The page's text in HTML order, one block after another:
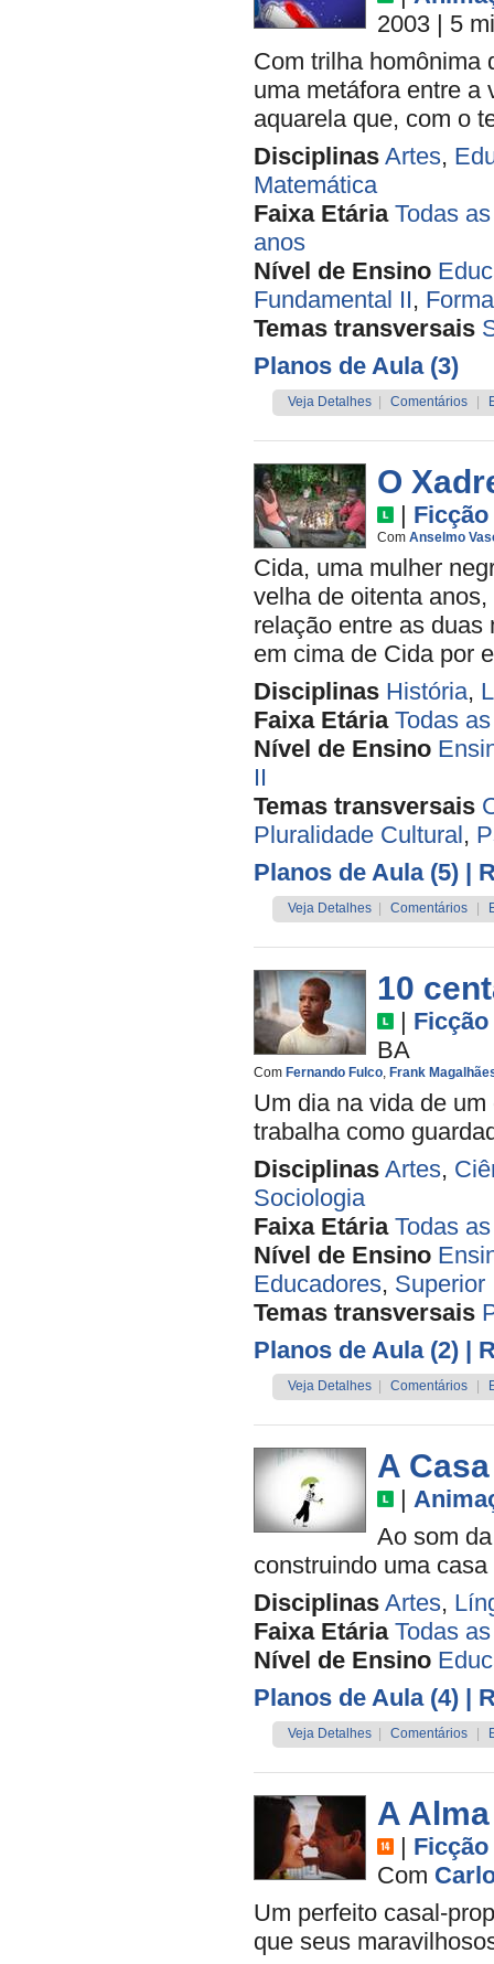
2003 | 5
Com trilha homônima
uma metáfora entre a
aquarela que, com o
Disciplinas Artes,
Matemática
Faixa Etária Todas
anos
Nível de Ensino
Fundamental II,
Temas transversais
Planos de Aula (3)
Veja Detalhes Comentários
O
| Ficção
Com Anselmo
Cida, uma mulher
velha de oitenta
relação entre as duas
em cima de Cida por
Disciplinas História,
Faixa Etária Todas
Nível de Ensino
II
Temas transversais
Pluralidade Cultural,
Planos de Aula (5) |
Veja Detalhes Comentários
10
| Ficção
BA
Com Fernando Fulco, Frank
Um dia na vida de
trabalha como
Disciplinas Artes,
Sociologia
Faixa Etária Todas
Nível de Ensino
Educadores, Superior
Temas transversais
Planos de Aula (2) |
Veja Detalhes Comentários
A Casa
|
Ao som
construindo uma
Disciplinas Artes,
Faixa Etária Todas
Nível de Ensino
Planos de Aula (4) |
Veja Detalhes Comentários
A
| Ficção
Com
Um perfeito casal-
que seus